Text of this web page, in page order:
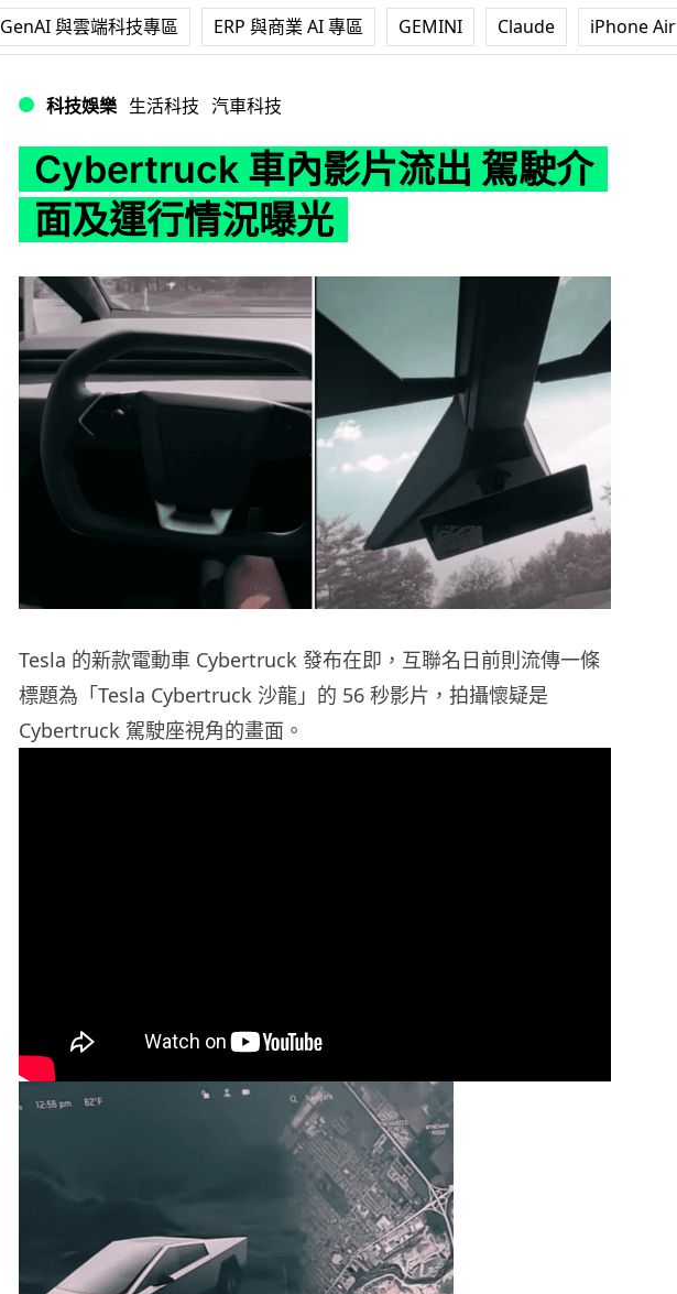
GenAI 與雲端科技專區 ERP 與商業 AI 專區 GEMINI Claude iPhone Air
科技娛樂 生活科技 汽車科技
Cybertruck 車內影片流出 駕駛介
面及運行情況曝光
Tesla 的新款電動車 Cybertruck 發布在即，互聯名日前則流傳一條
標題為「Tesla Cybertruck 沙龍」的 56 秒影片，拍攝懷疑是
Cybertruck 駕駛座視角的畫面。